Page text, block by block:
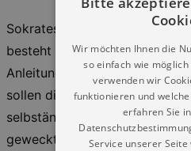
Sokrates´ Gesprächstaktik,
besteht im hartnäckigen
Anleitung zur systematischen
sollen die Reflexionspotentiale
selbständigen Denken in den
geweckt werden, damit sie
Wir möchten Ihnen die
so einfach wie
verwenden wir
funktionieren und
erfahren Sie
Service unserer